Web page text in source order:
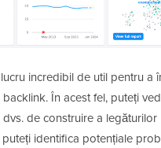
incredibil de util pentru a
În acest fel, puteți
de construire a legăturilor
identifica potențiale